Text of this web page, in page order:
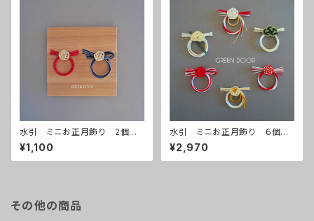
水引 ミニお正月飾り 2個入
り
¥1,100
水引 ミニお正月飾り ６個入
り
¥2,970
その他の商品